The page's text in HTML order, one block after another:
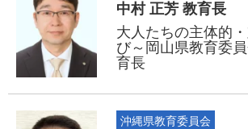
中村 正芳 教育長
大人たちの主体的
び～岡山県教育委
育長
沖縄県教育委員会